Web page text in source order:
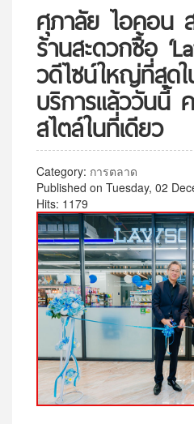
ศุภาลัย ไอคอน
ร้านสะดวกซื้อ
วดีไซน์ใหญ่ที่สุดใ
บริการแล้ววันนี้
สไตล์ในที่เดียว
Category: การตลาด
Published on Tuesday, 02
Hits: 1179